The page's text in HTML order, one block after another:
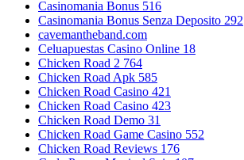
Casinomania Bonus 516
Casinomania Bonus Senza Deposito 292
cavemantheband.com
Celuapuestas Casino Online 18
Chicken Road 2 764
Chicken Road Apk 585
Chicken Road Casino 421
Chicken Road Casino 423
Chicken Road Demo 31
Chicken Road Game Casino 552
Chicken Road Reviews 176